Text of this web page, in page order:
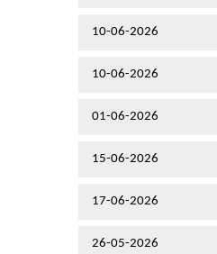
10-06-2026
10-06-2026
01-06-2026
15-06-2026
17-06-2026
26-05-2026